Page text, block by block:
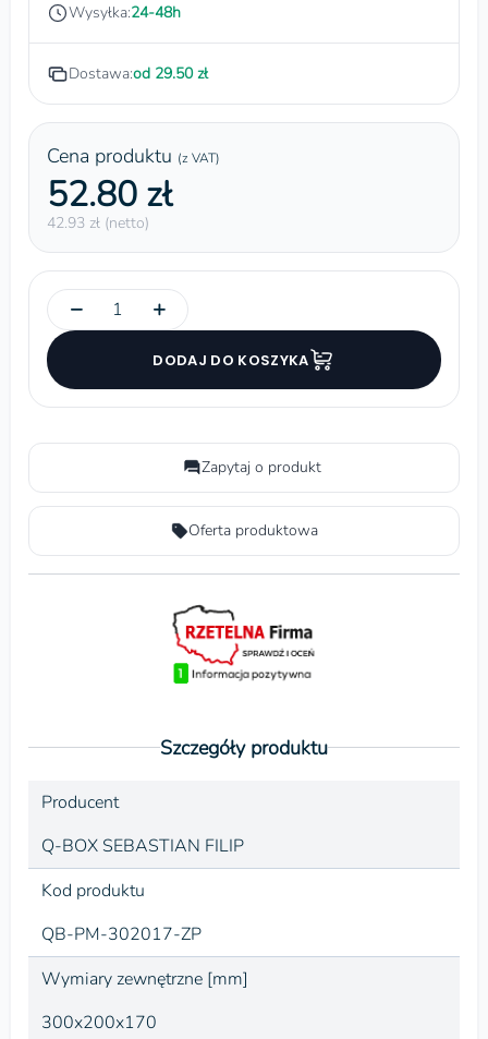
Wysyłka:24-48h
Dostawa:od 29.50 zł
Cena produktu (z VAT)
52.80 zł
42.93 zł (netto)
− +
DODAJ DO KOSZYKA
Zapytaj o produkt
Oferta produktowa
Szczegóły produktu
Producent
Q-BOX SEBASTIAN FILIP
Kod produktu
QB-PM-302017-ZP
Wymiary zewnętrzne [mm]
300x200x170